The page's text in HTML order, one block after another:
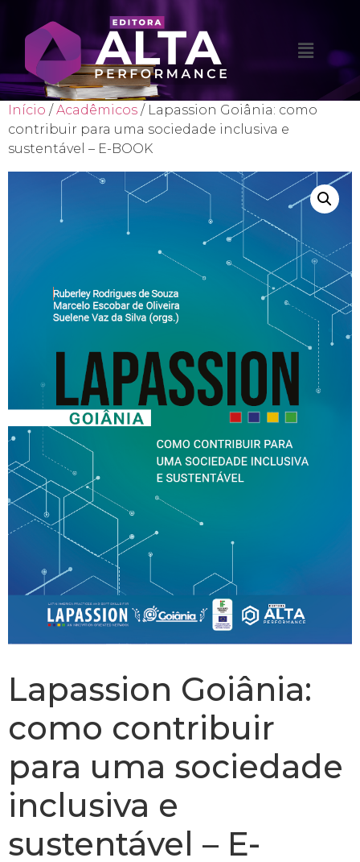
Início /Acadêmicos / Lapassion Goiânia: como
contribuir para uma sociedade inclusiva e
sustentável – E-BOOK
Lapassion Goiânia:
como contribuir
para uma sociedade
inclusiva e
sustentável – E-